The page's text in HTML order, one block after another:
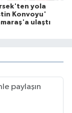
yola
Konvoyu'
ulaştı